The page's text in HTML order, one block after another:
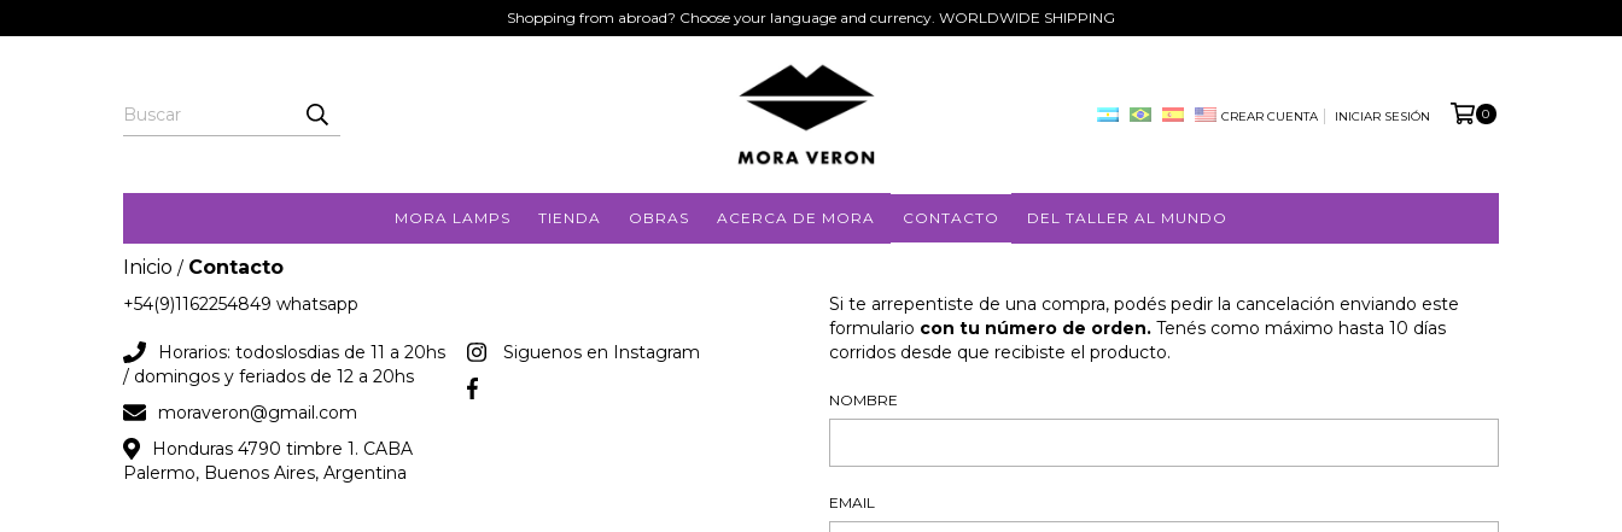
Shopping from abroad? Choose your language and currency. WORLDWIDE SHIPPING
CREAR CUENTA INICIAR SESIÓN 0
MORA LAMPS TIENDA OBRAS ACERCA DE MORA CONTACTO DEL TALLER AL MUNDO
Inicio / Contacto
+54(9)1162254849 whatsapp
Horarios: todoslosdias de 11 a 20hs
/ domingos y feriados de 12 a 20hs
moraveron@gmail.com
Honduras 4790 timbre 1. CABA
Palermo, Buenos Aires, Argentina
Siguenos en Instagram
Si te arrepentiste de una compra, podés pedir la cancelación enviando este
formulario con tu número de orden.Tenés como máximo hasta 10 días
corridos desde que recibiste el producto.
NOMBRE
EMAIL